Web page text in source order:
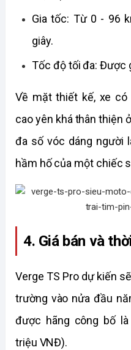
Gia tốc: Từ 0 - 96
giây.
Tốc độ tối đa: Được
Về mặt thiết kế, xe
cao yên khá thân thiện
đa số vóc dáng người
hầm hố của một chiếc
4. Giá bán và
Verge TS Pro dự kiến
trường vào nửa đầu
được hãng công bố là
triệu VNĐ).